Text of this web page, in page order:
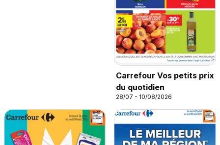
Carrefour Vos petits prix
du quotidien
28/07 - 10/08/2026